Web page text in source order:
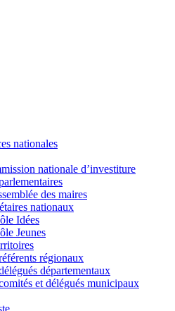
nationales
nationale d’investiture
des maires
nationaux
Idées
Jeunes
régionaux
départementaux
et délégués municipaux